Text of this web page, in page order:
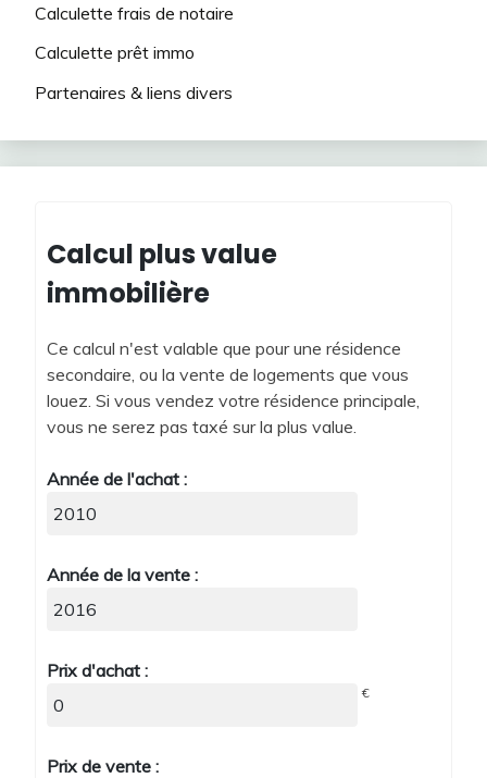
Calculette frais de notaire
Calculette prêt immo
Partenaires & liens divers
Calcul plus value
immobilière
Ce calcul n'est valable que pour une résidence
secondaire, ou la vente de logements que vous
louez. Si vous vendez votre résidence principale,
vous ne serez pas taxé sur la plus value.
Année de l'achat :
Année de la vente :
Prix d'achat :
€
Prix de vente :